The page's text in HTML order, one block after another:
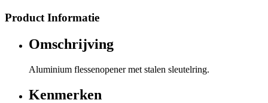
Product Informatie
Omschrijving
Aluminium flessenopener met stalen sleutelring.
Kenmerken